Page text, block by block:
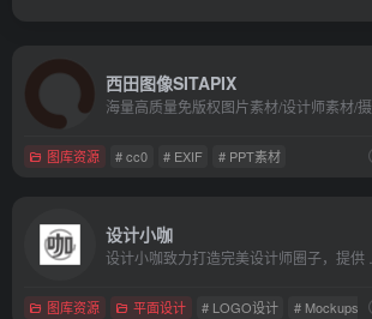
西田图像SITAPIX
图库资源 # cc0 # EXIF # PPT素材
设计小咖
图库资源 平面设计 # LOGO设计 # Mockups